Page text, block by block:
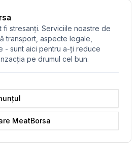
fi stresanți. Serviciile noastre de
transport, aspecte legale,
- sunt aici pentru a-ți reduce
pe drumul cel bun.
MeatBorsa